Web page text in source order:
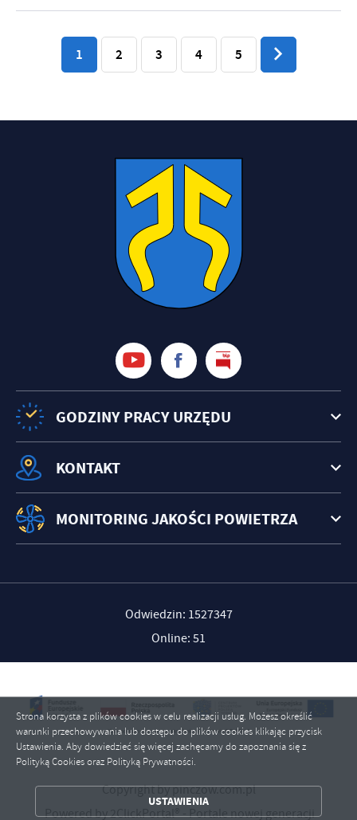
1 2 3 4 5
GODZINY PRACY URZĘDU
KONTAKT
MONITORING JAKOŚCI POWIETRZA
Odwiedzin: 1527347
Online: 51
Copyright by pinczow.com.pl
Powered by2ClickPortal®- Portale nowej generacji
Strona korzysta z plików cookies w celu realizacji usług. Możesz określić
warunki przechowywania lub dostępu do plików cookies klikając przycisk
Ustawienia. Aby dowiedzieć się więcej zachęcamy do zapoznania się z
Polityką Cookies oraz Polityką Prywatności.
USTAWIENIA
ZAPISZ WYBRANE